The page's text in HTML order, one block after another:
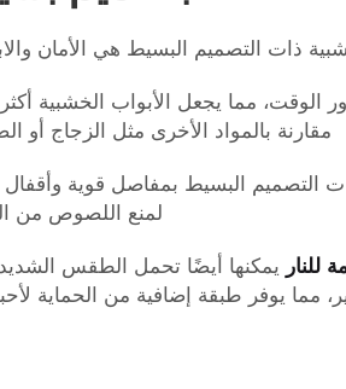
ذات التصميم البسيط هي الأمان
مما يجعل الأبواب الخشبية أكثر
مقارنة بالمواد الأخرى مثل الزجاج أو
التصميم البسيط بمفاصل قوية وأقفال
لمنع اللصوص من
للنار يمكنها أيضًا تحمل الطقس
مما يوفر طبقة إضافية من الحماية